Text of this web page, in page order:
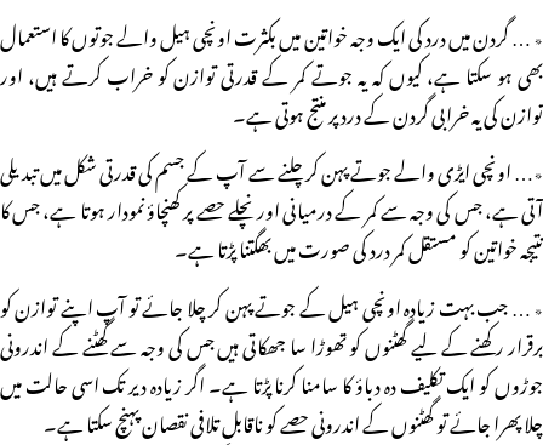
٭ … گردن میں درد کی ایک وجہ خواتین میں بکثرت اونچی ہیل والے جوتوں کا استعمال
بھی ہو سکتا ہے، کیوں کہ یہ جوتے کمر کے قدرتی توازن کو خراب کرتے ہیں، اور
توازن کی یہ خرابی گردن کے درد پر منتج ہوتی ہے۔
٭… اونچی ایڑی والے جوتے پہن کر چلنے سے آپ کے جسم کی قدرتی شکل میں تبدیلی
آتی ہے، جس کی وجہ سے کمر کے درمیانی اور نچلے حصے پر کھنچاؤ نمودار ہوتا ہے، جس کا
نتیجہ خواتین کو مستقل کمر درد کی صورت میں بھگتنا پڑتا ہے۔
٭ … جب بہت زیادہ اونچی ہیل کے جوتے پہن کر چلا جائے تو آپ اپنے توازن کو
برقرار رکھنے کے لیے گھٹنوں کو تھوڑا سا جھکاتی ہیں جس کی وجہ سے گھٹنے کے اندرونی
جوڑوں کو ایک تکلیف دہ دباؤ کا سامنا کرنا پڑتا ہے۔ اگر زیادہ دیر تک اسی حالت میں
چلا پھرا جائے تو گھٹنوں کے اندرونی حصے کو ناقابلِ تلافی نقصان پہنچ سکتا ہے۔